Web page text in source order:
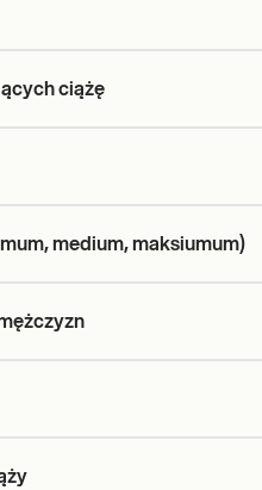
ciążę
medium, maksiumum)